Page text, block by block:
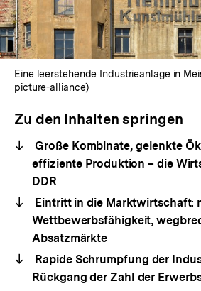
Eine leerstehende Industrieanlage in
picture-alliance)
Zu den Inhalten springen
Große Kombinate, gelenkte
effiziente Produktion – die
DDR
Eintritt in die Marktwirtschaft:
Wettbewerbsfähigkeit,
Absatzmärkte
Rapide Schrumpfung der
Rückgang der Zahl der